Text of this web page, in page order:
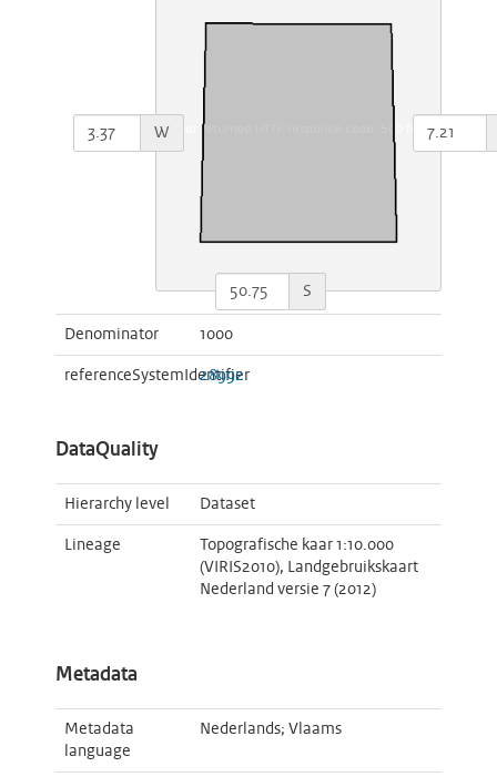
S
W
Denominator 1000
referenceSystemIdentifier
28992
DataQuality
Hierarchy level Dataset
Lineage
Topografische kaar 1:10.000
(VIRIS2010), Landgebruikskaart
Nederland versie 7 (2012)
Metadata
Metadata
language
Nederlands; Vlaams